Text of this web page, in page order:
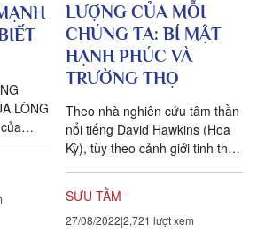
LÒNG
LƯỢNG CỦA MỖI
CHÚNG TA: BÍ MẬT
HẠNH PHÚC VÀ
TRƯỜNG THỌ
Theo nhà nghiên cứu tâm thần
nổi tiếng David Hawkins (Hoa
Kỳ), tùy theo cảnh giới tinh thần
rung động khác nhau, từ...
SƯU TẦM
27/08/2022 2,721 lượt xem